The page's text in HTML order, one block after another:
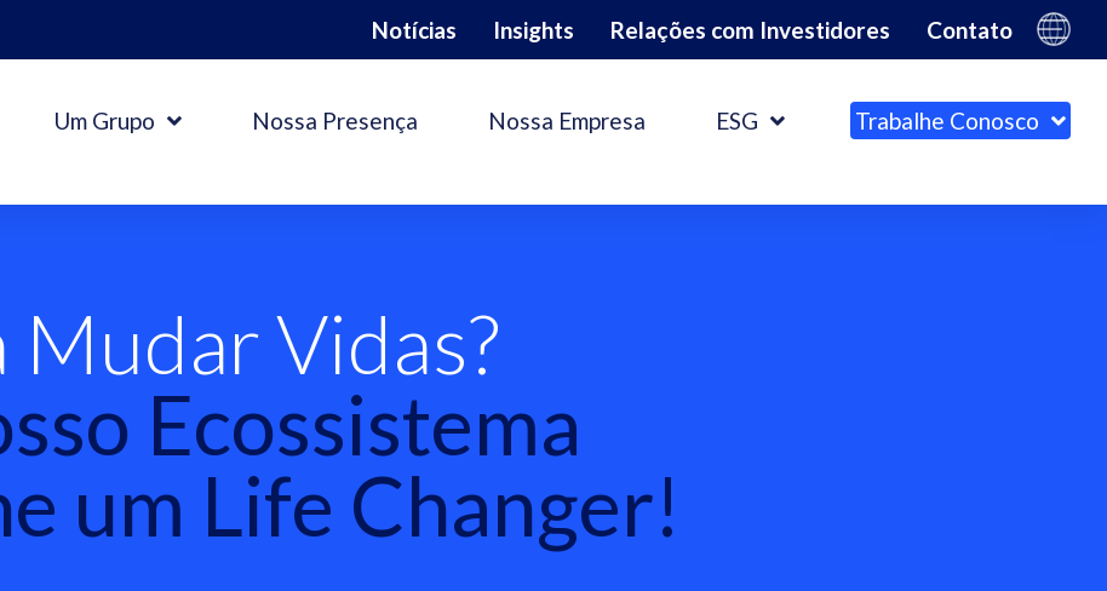
Notícias Insights Relações com Investidores Contato
Um Grupo Nossa Presença Nossa Empresa ESG Trabalhe Conosco
Mudar Vidas?
Ecossistema
um Life Changer!